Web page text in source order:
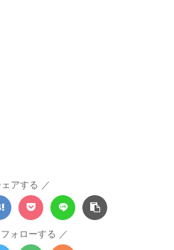
ェアする
ォローする